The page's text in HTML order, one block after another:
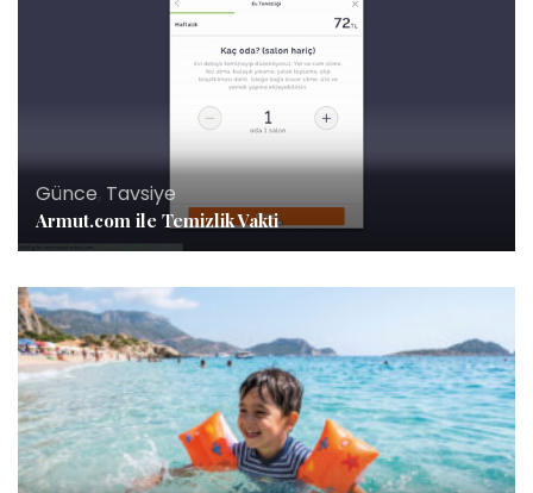
Günce, Tavsiye
Armut.com ile Temizlik Vakti